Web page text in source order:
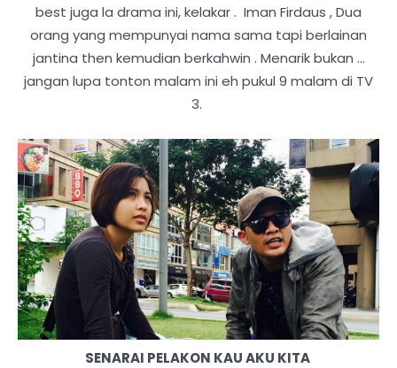
best juga la drama ini, kelakar . Iman Firdaus , Dua
orang yang mempunyai nama sama tapi berlainan
jantina then kemudian berkahwin . Menarik bukan ...
jangan lupa tonton malam ini eh pukul 9 malam di TV
3.
SENARAI PELAKON KAU AKU KITA